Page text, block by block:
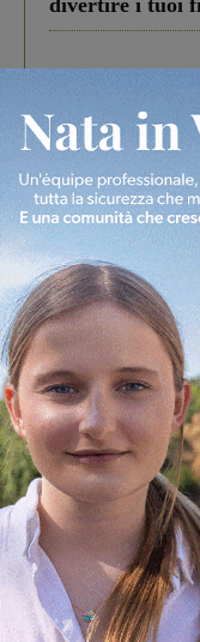
divertire i tuoi
In vetrina 3 Agosto
Estra Notizie
studenti
debutta il
Più lette
Figline Incisa
Piscina di
Pnrr, il gruppo